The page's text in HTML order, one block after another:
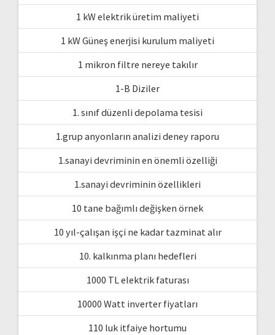
1 kW elektrik üretim maliyeti
1 kW Güneş enerjisi kurulum maliyeti
1 mikron filtre nereye takılır
1-B Diziler
1. sınıf düzenli depolama tesisi
1.grup anyonların analizi deney raporu
1.sanayi devriminin en önemli özelliği
1.sanayi devriminin özellikleri
10 tane bağımlı değişken örnek
10 yıl-çalışan işçi ne kadar tazminat alır
10. kalkınma planı hedefleri
1000 TL elektrik faturası
10000 Watt inverter fiyatları
110 luk itfaiye hortumu